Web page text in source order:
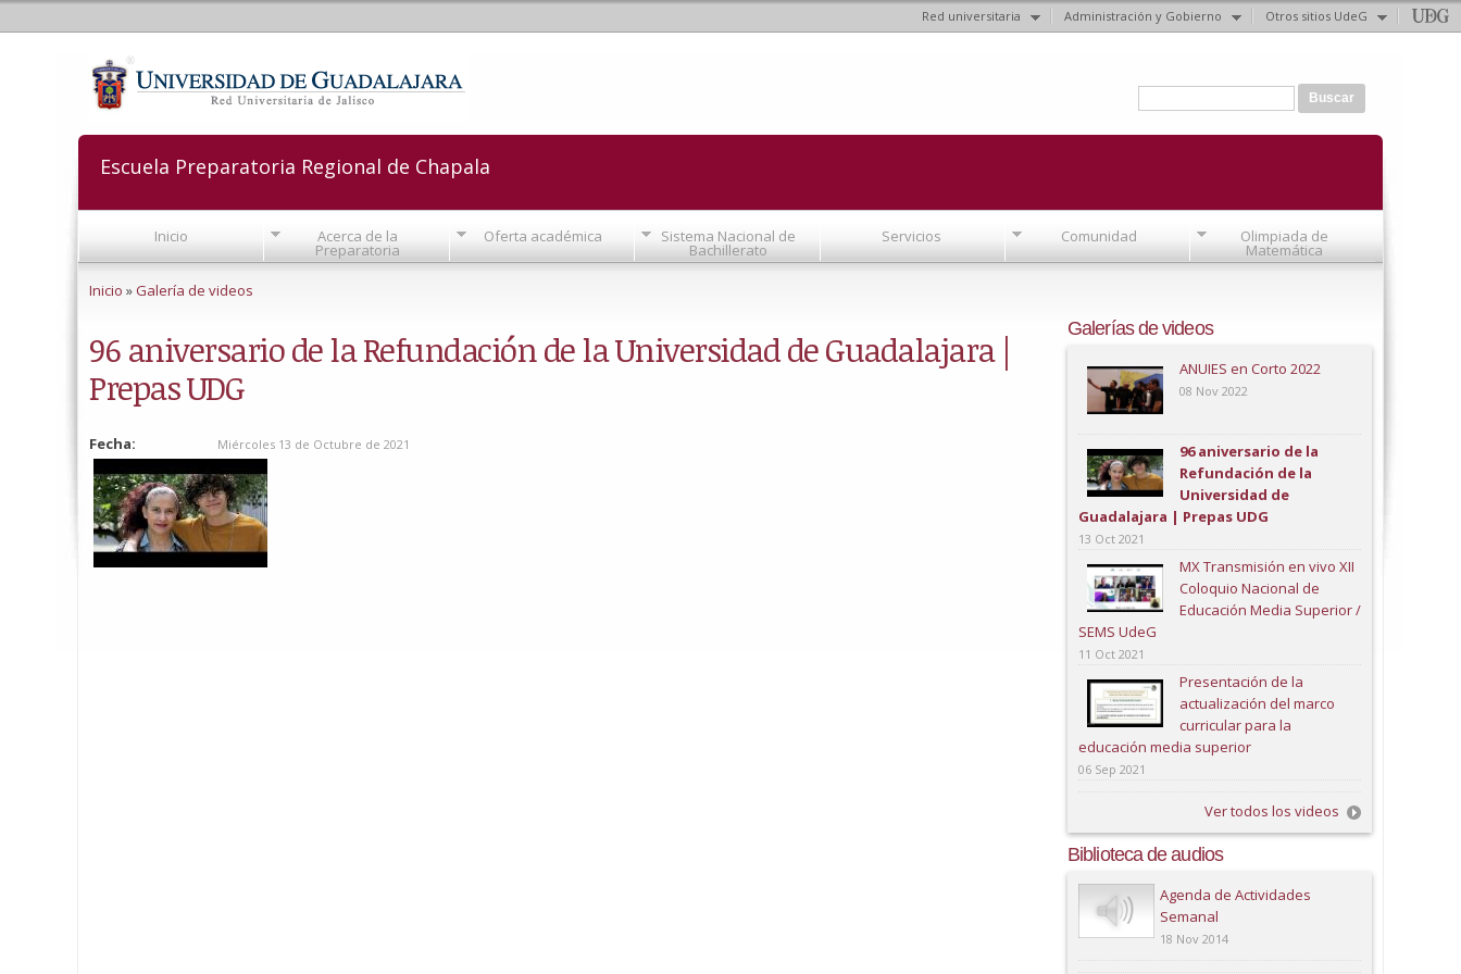
Red universitaria Administración y Gobierno Otros sitios UdeG
Formulario de búsqueda
Escuela Preparatoria Regional de Chapala
Inicio Acerca de la
Preparatoria
Oferta académica Sistema Nacional de
Bachillerato
Servicios Comunidad Olimpiada de
Matemática
Inicio »Galería de videos
96 aniversario de la Refundación de la Universidad de Guadalajara |
Prepas UDG
Fecha: Miércoles 13 de Octubre de 2021
Galerías de videos
ANUIES en Corto 2022
08 Nov 2022
96 aniversario de la
Refundación de la
Universidad de
Guadalajara | Prepas UDG
13 Oct 2021
MX Transmisión en vivo XII
Coloquio Nacional de
Educación Media Superior /
SEMS UdeG
11 Oct 2021
Presentación de la
actualización del marco
curricular para la
educación media superior
06 Sep 2021
Ver todos los videos
Biblioteca de audios
Play
Agenda de Actividades
Semanal
18 Nov 2014